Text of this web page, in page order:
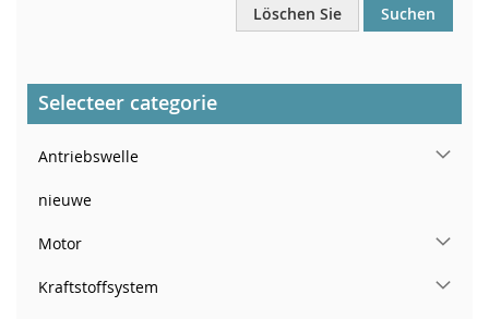
Löschen Sie Suchen
Selecteer categorie
Antriebswelle
nieuwe
Motor
Kraftstoffsystem